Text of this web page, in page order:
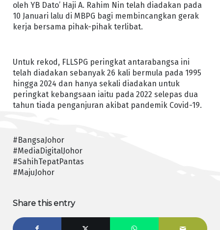
oleh YB Dato’ Haji A. Rahim Nin telah diadakan pada
10 Januari lalu di MBPG bagi membincangkan gerak
kerja bersama pihak-pihak terlibat.
Untuk rekod, FLLSPG peringkat antarabangsa ini
telah diadakan sebanyak 26 kali bermula pada 1995
hingga 2024 dan hanya sekali diadakan untuk
peringkat kebangsaan iaitu pada 2022 selepas dua
tahun tiada penganjuran akibat pandemik Covid-19.
#BangsaJohor
#MediaDigitalJohor
#SahihTepatPantas
#MajuJohor
Share this entry